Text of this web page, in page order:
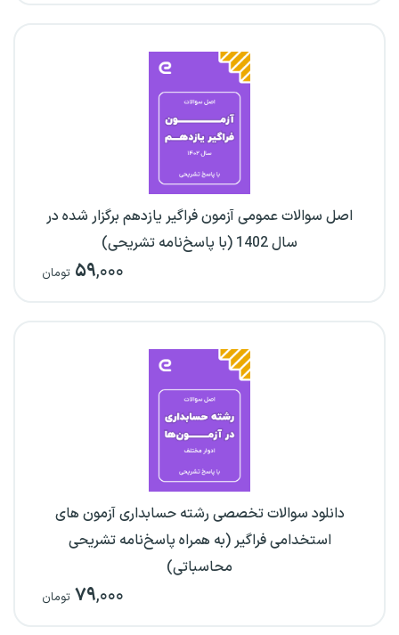
اصل سوالات عمومی آزمون فراگیر یازدهم برگزار شده در
سال 1402 (با پاسخ‌نامه تشریحی)
۵۹,۰۰۰ تومان
دانلود سوالات تخصصی رشته حسابداری آزمون های
استخدامی فراگیر (به همراه پاسخ‌نامه تشریحی
محاسباتی)
۷۹,۰۰۰ تومان